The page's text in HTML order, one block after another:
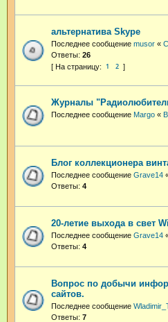
альтернатива Skype
Последнее сообщение musor «
Ответы: 26
1 2
Журналы
Последнее сообщение Margo «
Блог коллекционера
Последнее сообщение Grave14
Ответы: 4
20-летие выхода в свет
Последнее сообщение Grave14
Ответы: 4
Вопрос по добычи
сайтов.
Последнее сообщение
Ответы: 7